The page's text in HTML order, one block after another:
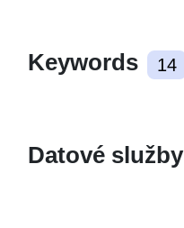
Keywords 14
Datové služby